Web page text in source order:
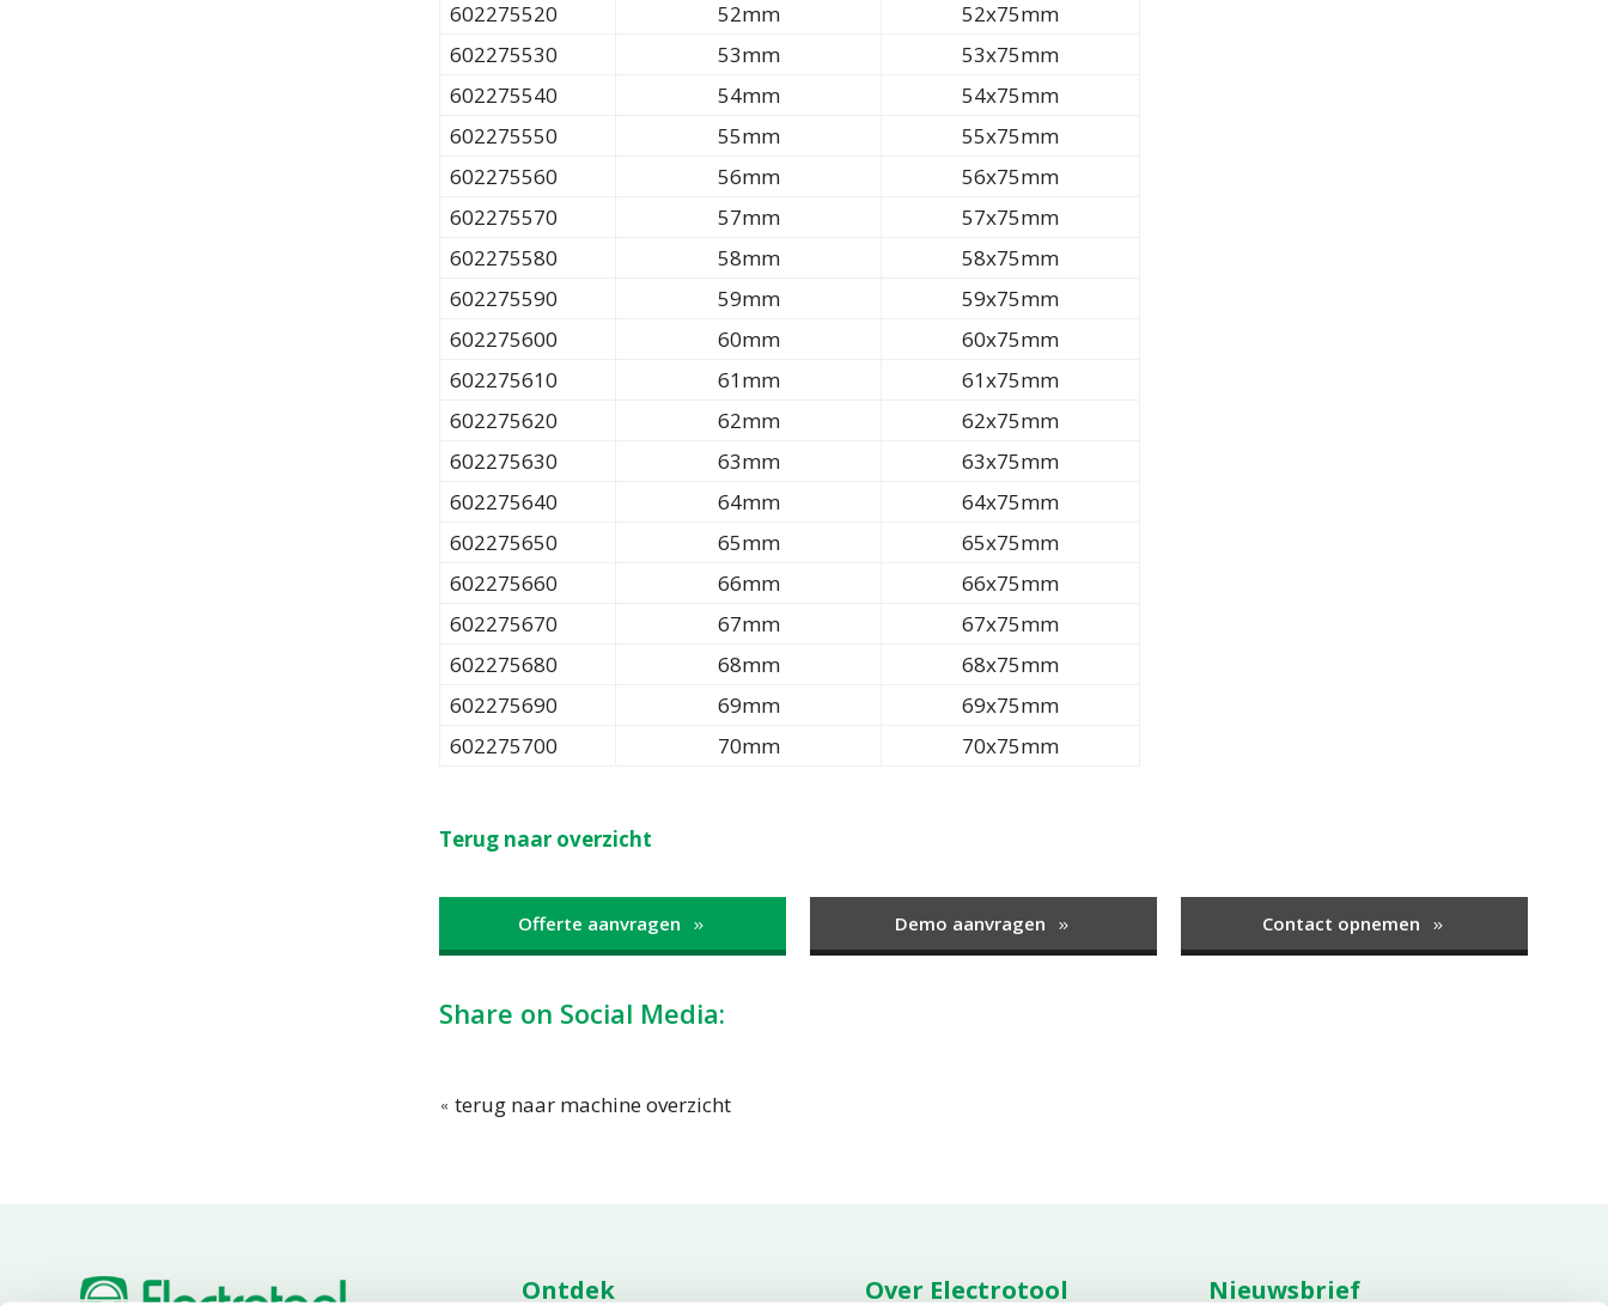
602275520
52mm
52x75mm
602275530
53mm
53x75mm
602275540
54mm
54x75mm
602275550
55mm
55x75mm
602275560
56mm
56x75mm
602275570
57mm
57x75mm
602275580
58mm
58x75mm
602275590
59mm
59x75mm
602275600
60mm
60x75mm
602275610
61mm
61x75mm
602275620
62mm
62x75mm
602275630
63mm
63x75mm
602275640
64mm
64x75mm
602275650
65mm
65x75mm
602275660
66mm
66x75mm
602275670
67mm
67x75mm
602275680
68mm
68x75mm
602275690
69mm
69x75mm
602275700
70mm 70x75mm
Terug naar overzicht
Offerte aanvragen Demo aanvragen Contact opnemen
Share on Social Media:
terug naar machine overzicht
Ontdek Over Electrotool Nieuwsbrief